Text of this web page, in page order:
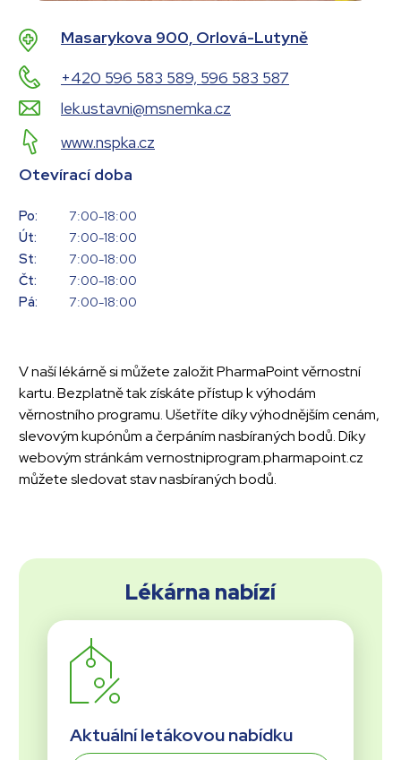
Masarykova 900, Orlová-Lutyně
+420 596 583 589, 596 583 587
lek.ustavni@msnemka.cz
www.nspka.cz
Otevírací doba
Po:
7:00-18:00
Út:
7:00-18:00
St:
7:00-18:00
Čt:
7:00-18:00
Pá:
7:00-18:00
V naší lékárně si můžete založit PharmaPoint věrnostní
kartu. Bezplatně tak získáte přístup k výhodám
věrnostního programu. Ušetříte díky výhodnějším cenám,
slevovým kupónům a čerpáním nasbíraných bodů. Díky
webovým stránkám vernostniprogram.pharmapoint.cz
můžete sledovat stav nasbíraných bodů.
Lékárna nabízí
Aktuální letákovou nabídku